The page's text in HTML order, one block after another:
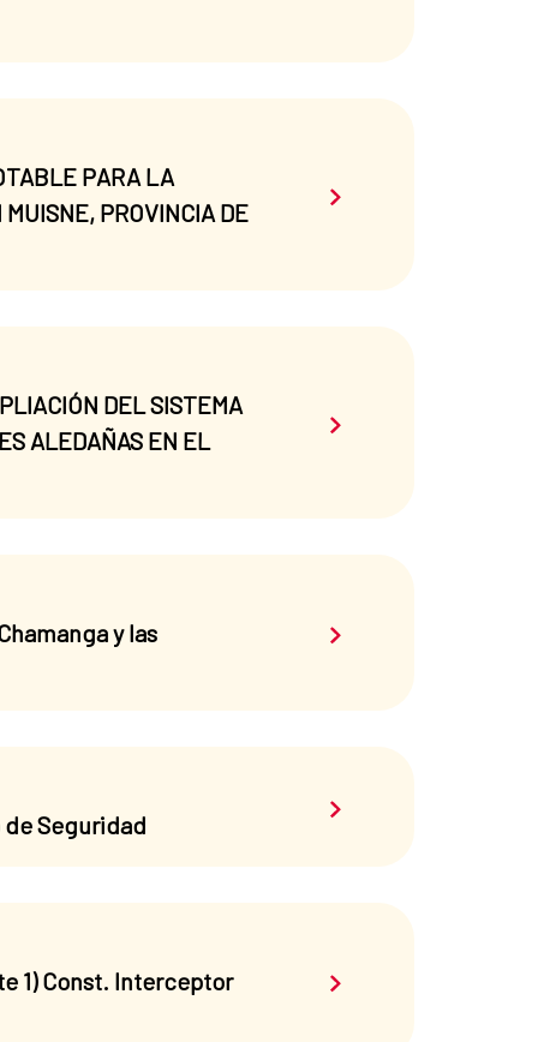
PARA LA
PROVINCIA DE
Saber más sobre el
DEL SISTEMA
ALEDAÑAS EN EL
Saber más sobre el
y las
Saber más sobre el
de Seguridad
Saber más sobre el
1) Const. Interceptor
Saber más sobre el